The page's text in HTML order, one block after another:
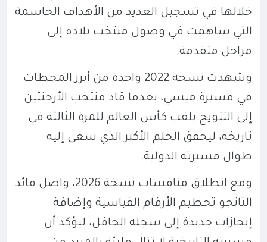
خلالها في تسجيل العديد من الأهداف الحاسمة
التي ساهمت في وصول منتخب بلاده إلى
مراحل متقدمة.
وشهدت نسخة 2022 واحدة من أبرز المحطات
في مسيرة ميسي، بعدما قاد منتخب الأرجنتين
إلى التتويج بلقب كأس العالم للمرة الثالثة في
تاريخه، ليحقق الحلم الأكبر الذي سعى إليه
طوال مسيرته الدولية.
ومع انطلاق منافسات نسخة 2026، واصل قائد
التانجو تحطيم الأرقام القياسية وإضافة
إنجازات جديدة إلى سجله الحافل، ليؤكد أن